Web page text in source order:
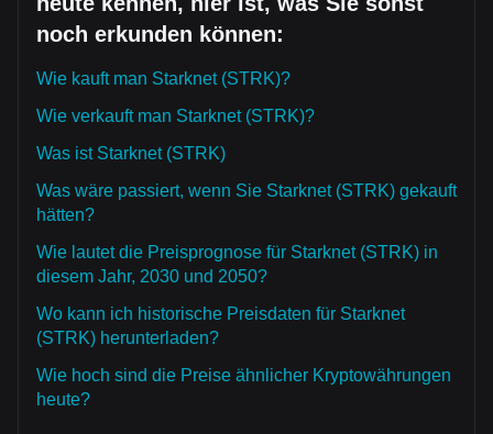
noch erkunden können:
Wie kauft man Starknet (STRK)?
Wie verkauft man Starknet (STRK)?
Was ist Starknet (STRK)
Was wäre passiert, wenn Sie Starknet (STRK) gekauft
hätten?
Wie lautet die Preisprognose für Starknet (STRK) in
diesem Jahr, 2030 und 2050?
Wo kann ich historische Preisdaten für Starknet
(STRK) herunterladen?
Wie hoch sind die Preise ähnlicher Kryptowährungen
heute?